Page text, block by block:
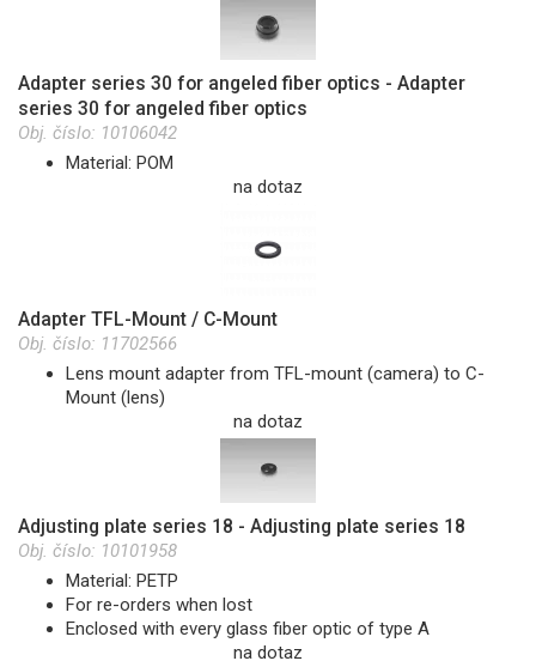
Adapter series 30 for angeled fiber optics - Adapter
series 30 for angeled fiber optics
Obj. číslo: 10106042
Material: POM
na dotaz
Adapter TFL-Mount / C-Mount
Obj. číslo: 11702566
Lens mount adapter from TFL-mount (camera) to C-
Mount (lens)
na dotaz
Adjusting plate series 18 - Adjusting plate series 18
Obj. číslo: 10101958
Material: PETP
For re-orders when lost
Enclosed with every glass fiber optic of type A
na dotaz